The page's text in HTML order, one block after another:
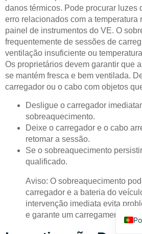
danos térmicos. Pode procurar luzes
erro relacionados com a temperatura
painel de instrumentos do VE. O
frequentemente de sessões de
ventilação insuficiente ou
Os proprietários devem garantir que
se mantém fresca e bem ventilada.
carregador ou o cabo com objetos
Desligue o carregador
sobreaquecimento.
Deixe o carregador e o cabo
retomar a sessão.
Se o sobreaquecimento
qualificado.
Aviso: O sobreaquecimento
carregador e a bateria do
intervenção imediata evita
e garante um carregamento